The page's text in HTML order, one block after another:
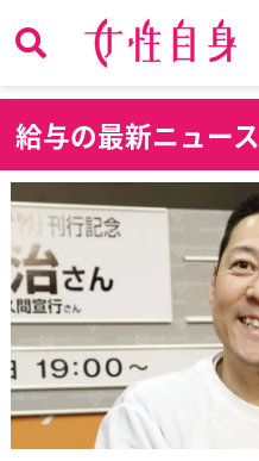
給与の最新ニュース